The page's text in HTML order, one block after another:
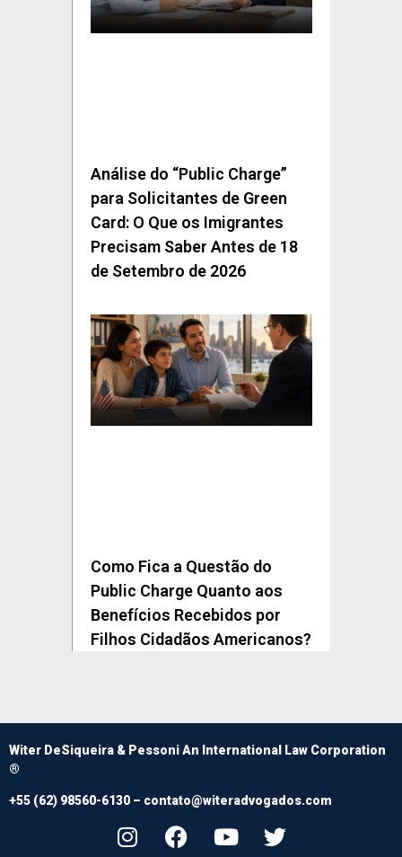
Análise do “Public Charge”
para Solicitantes de Green
Card: O Que os Imigrantes
Precisam Saber Antes de 18
de Setembro de 2026
Como Fica a Questão do
Public Charge Quanto aos
Benefícios Recebidos por
Filhos Cidadãos Americanos?
Witer DeSiqueira & Pessoni An International Law Corporation
®
+55 (62) 98560-6130 – contato@witeradvogados.com